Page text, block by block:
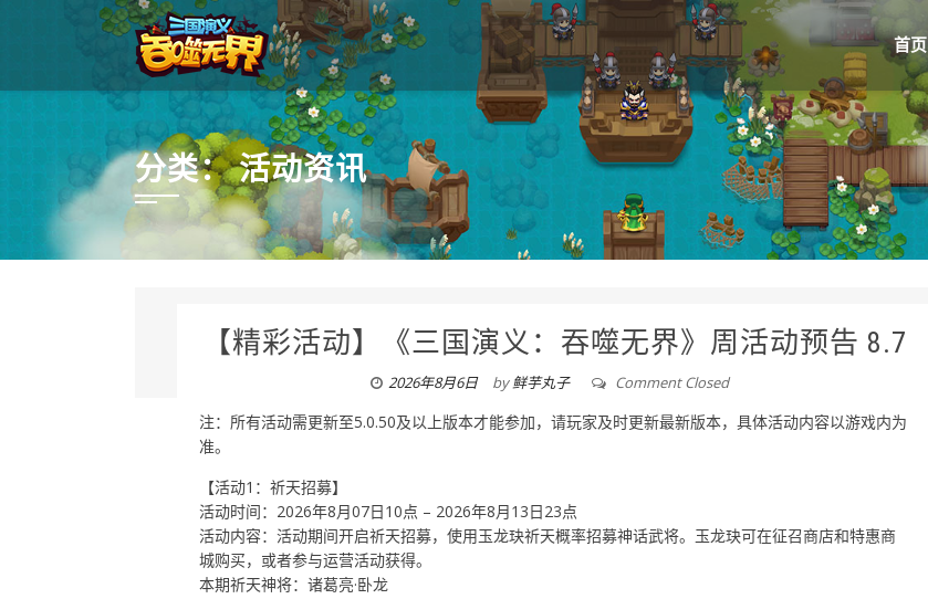
首页
分类：活动资讯
【精彩活动】《三国演义：吞噬无界》周活动预告 8.7
2026年8月6日 by鲜芋丸子 Comment Closed
注：所有活动需更新至5.0.50及以上版本才能参加，请玩家及时更新最新版本，具体活动内容以游戏内为
准。
【活动1：祈天招募】
活动时间：2026年8月07日10点 – 2026年8月13日23点
活动内容：活动期间开启祈天招募，使用玉龙玦祈天概率招募神话武将。玉龙玦可在征召商店和特惠商
城购买，或者参与运营活动获得。
本期祈天神将：诸葛亮·卧龙